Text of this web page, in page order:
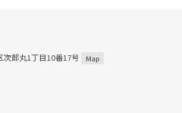
郎丸1丁目10番17号 Map